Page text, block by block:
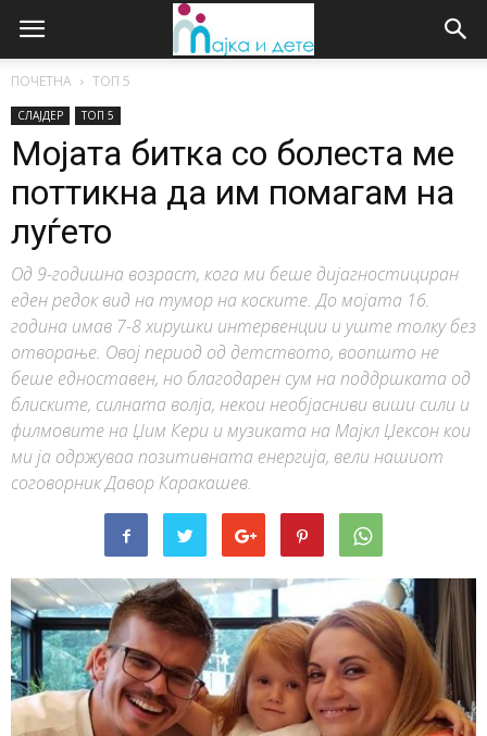
ПОЧЕТНА ТОП 5
СЛАЈДЕР ТОП 5
Мојата битка со болеста ме
поттикна да им помагам на
луѓето
Од 9-годишна возраст, кога ми беше дијагностициран
еден редок вид на тумор на коските. До мојата 16.
година имав 7-8 хирушки интервенции и уште толку без
отворање. Овој период од детството, воопшто не
беше едноставен, но благодарен сум на поддршката од
блиските, силната волја, некои необјасниви виши сили и
филмовите на Џим Кери и музиката на Мајкл Џексон кои
ми ја одржуваа позитивната енергија, вели нашиот
соговорник Давор Каракашев.